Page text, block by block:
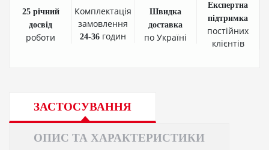
25 річний
досвід
роботи
Комплектація
замовлення
24-36 годин
Швидка
доставка
по Україні
Експертна
підтримка
постійних
клієнтів
ЗАСТОСУВАННЯ
ОПИС ТА ХАРАКТЕРИСТИКИ